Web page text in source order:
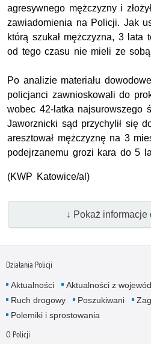
agresywnego mężczyzny i
zawiadomienia na Policji. Jak
którą szukał mężczyzna, 3 lata
od tego czasu nie mieli ze
Po analizie materiału
policjanci zawnioskowali do
wobec 42-latka najsurowszego
Jaworznicki sąd przychylił się
aresztował mężczyznę na 3
podejrzanemu grozi kara do 5
(KWP Katowice/al)
↓ Pokaż informacje
Działania Policji
Aktualności Aktualności z
Ruch drogowy
Poszukiwani
Polemiki i sprostowania
O Policji